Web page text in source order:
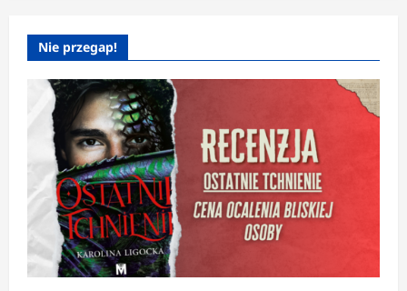
Nie przegap!